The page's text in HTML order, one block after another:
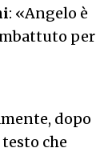
: «Angelo è
per
dopo
che